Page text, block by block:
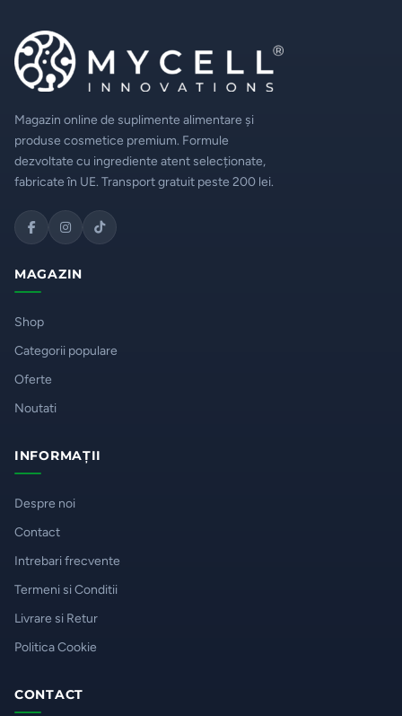
Magazin online de suplimente alimentare și
produse cosmetice premium. Formule
dezvoltate cu ingrediente atent selecționate,
fabricate în UE. Transport gratuit peste 200 lei.
MAGAZIN
Shop
Categorii populare
Oferte
Noutati
INFORMAȚII
Despre noi
Contact
Intrebari frecvente
Termeni si Conditii
Livrare si Retur
Politica Cookie
CONTACT